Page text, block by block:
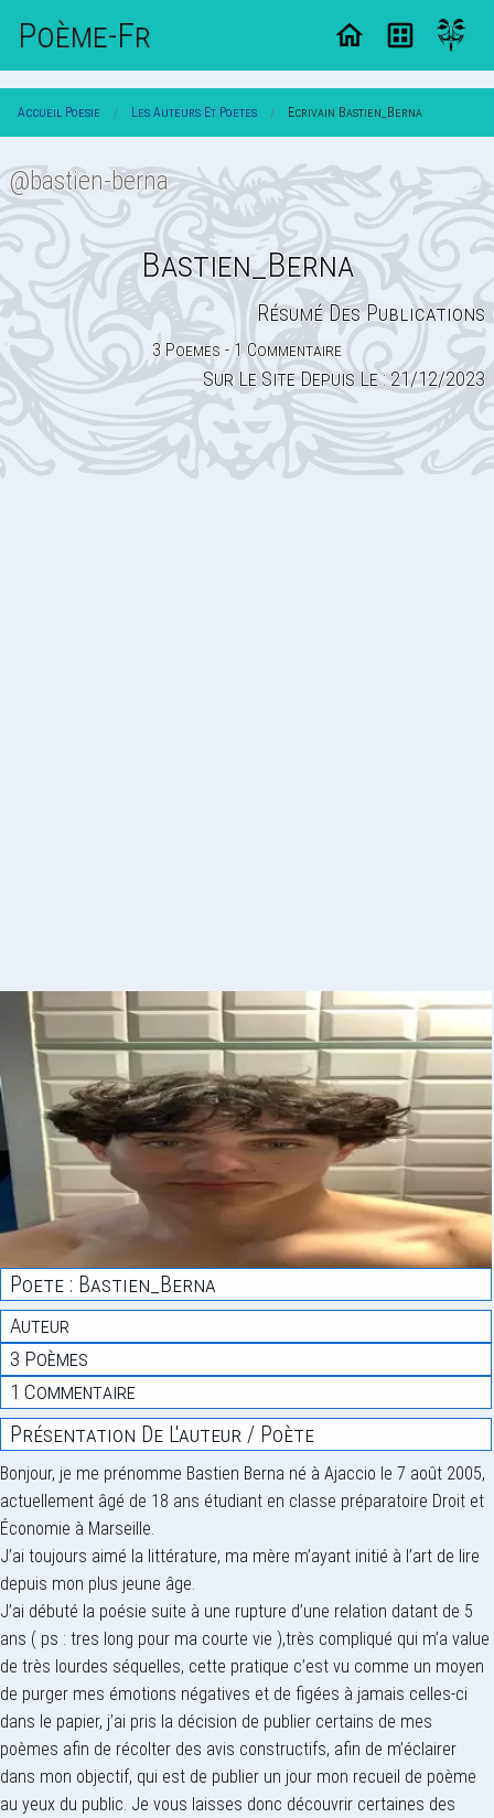
Poème-Fr
Accueil Poesie Les Auteurs Et Poetes Ecrivain Bastien_Berna
Bastien_Berna
@bastien-berna
Résumé Des Publications
3 Poemes - 1 Commentaire
Sur Le Site Depuis Le : 21/12/2023
Poete : Bastien_Berna
Auteur
3 Poèmes
1 Commentaire
Présentation De L'auteur / Poète
Bonjour, je me prénomme Bastien Berna né à Ajaccio le 7 août 2005,
actuellement âgé de 18 ans étudiant en classe préparatoire Droit et
Économie à Marseille.
J’ai toujours aimé la littérature, ma mère m’ayant initié à l’art de lire
depuis mon plus jeune âge.
J’ai débuté la poésie suite à une rupture d’une relation datant de 5
ans ( ps : tres long pour ma courte vie ),très compliqué qui m’a value
de très lourdes séquelles, cette pratique c’est vu comme un moyen
de purger mes émotions négatives et de figées à jamais celles-ci
dans le papier, j’ai pris la décision de publier certains de mes
poèmes afin de récolter des avis constructifs, afin de m’éclairer
dans mon objectif, qui est de publier un jour mon recueil de poème
au yeux du public. Je vous laisses donc découvrir certaines des